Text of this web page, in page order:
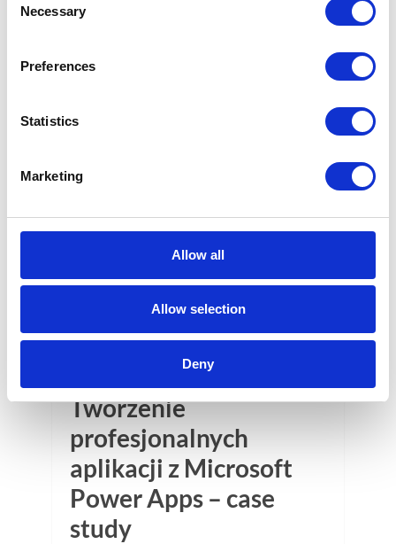
Selection
Necessary
Preferences
Statistics
Marketing
Allow all
Allow selection
Deny
SAP – pakiet RISE with SAP, którego
Technology Platform i Business Process
12 PAŹ
Tworzenie
profesjonalnych
aplikacji z Microsoft
Power Apps – case
study